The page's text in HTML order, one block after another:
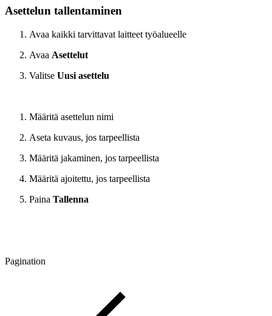
Asettelun tallentaminen
Avaa kaikki tarvittavat laitteet työalueelle
Avaa Asettelut
Valitse Uusi asettelu
Määritä asettelun nimi
Aseta kuvaus, jos tarpeellista
Määritä jakaminen, jos tarpeellista
Määritä ajoitettu, jos tarpeellista
Paina Tallenna
Pagination